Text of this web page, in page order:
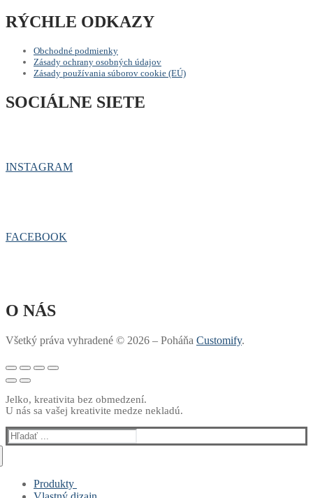
RÝCHLE ODKAZY
Obchodné podmienky
Zásady ochrany osobných údajov
Zásady používania súborov cookie (EÚ)
SOCIÁLNE SIETE
INSTAGRAM
FACEBOOK
O NÁS
Všetký práva vyhradené © 2026 – Poháňa Customify.
Jelko, kreativita bez obmedzení.
U nás sa vašej kreativite medze nekladú.
Hľadať:
Produkty